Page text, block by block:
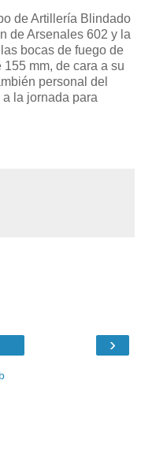
de Artillería Blindado
de Arsenales 602 y la
bocas de fuego de
mm, de cara a su
personal del
la jornada para
›